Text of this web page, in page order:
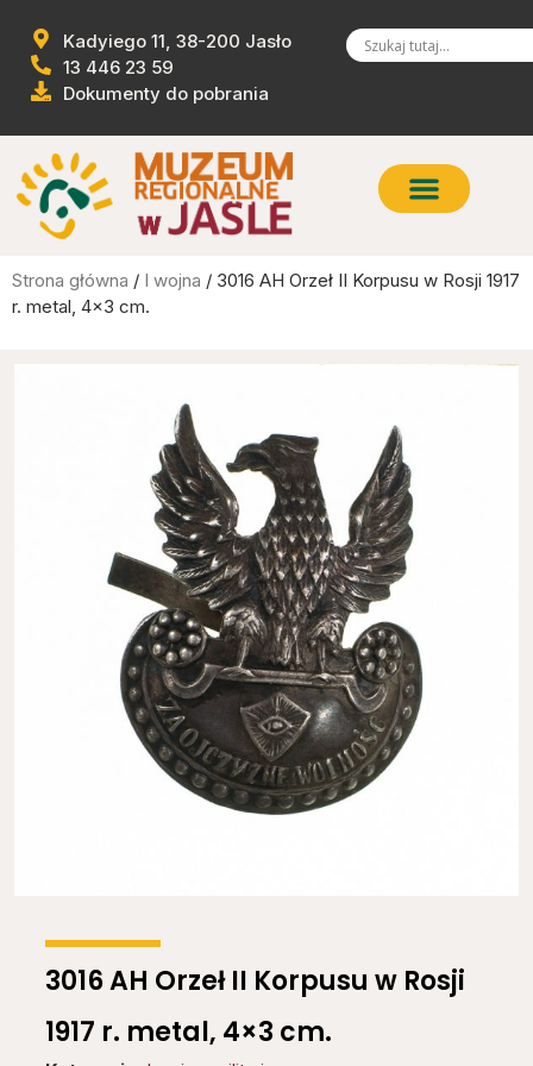
Kadyiego 11, 38-200 Jasło
13 446 23 59
Dokumenty do pobrania
Strona główna / I wojna / 3016 AH Orzeł II Korpusu w Rosji 1917
r. metal, 4×3 cm.
3016 AH Orzeł II Korpusu w Rosji
1917 r. metal, 4×3 cm.